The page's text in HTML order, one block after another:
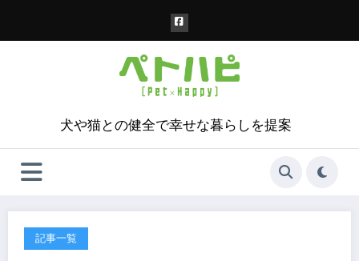
犬や猫との健全で幸せな暮らしを提案
記事一覧